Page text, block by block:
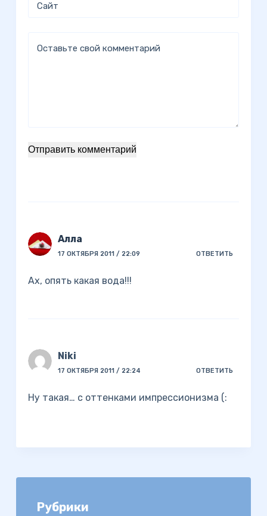
Сайт
Оставьте свой комментарий
Отправить комментарий
Алла
17 ОКТЯБРЯ 2011 / 22:09 ОТВЕТИТЬ
Ах, опять какая вода!!!
Niki
17 ОКТЯБРЯ 2011 / 22:24 ОТВЕТИТЬ
Ну такая… с оттенками импрессионизма (:
Рубрики